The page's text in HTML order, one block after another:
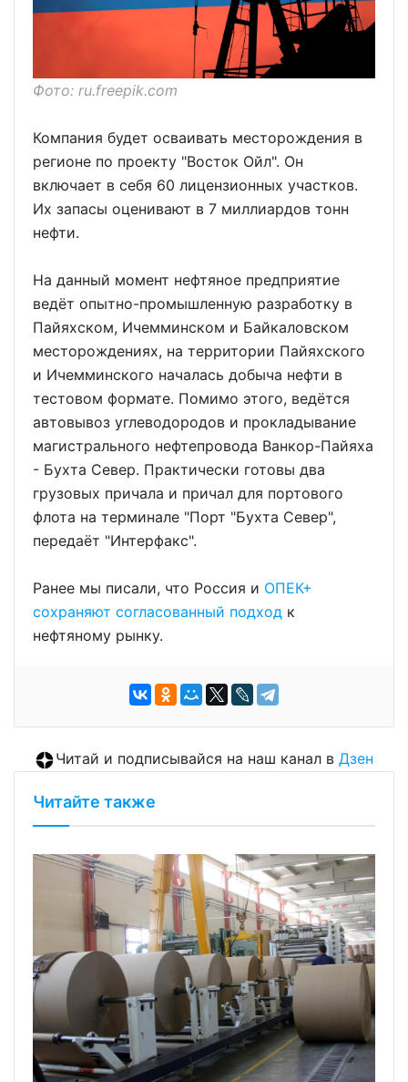
Фото: ru.freepik.com
Компания будет осваивать месторождения в
регионе по проекту "Восток Ойл". Он
включает в себя 60 лицензионных участков.
Их запасы оценивают в 7 миллиардов тонн
нефти.
На данный момент нефтяное предприятие
ведёт опытно-промышленную разработку в
Пайяхском, Ичемминском и Байкаловском
месторождениях, на территории Пайяхского
и Ичемминского началась добыча нефти в
тестовом формате. Помимо этого, ведётся
автовывоз углеводородов и прокладывание
магистрального нефтепровода Ванкор-Пайяха
- Бухта Север. Практически готовы два
грузовых причала и причал для портового
флота на терминале "Порт "Бухта Север",
передаёт "Интерфакс".
Ранее мы писали, что Россия и ОПЕК+
сохраняют согласованный подход к
нефтяному рынку.
Читай и подписывайся на наш канал в Дзен
Читайте также